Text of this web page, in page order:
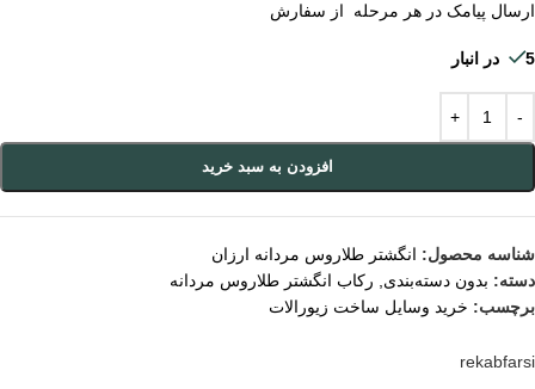
ارسال پیامک در هر مرحله از سفارش
5 در انبار
افزودن به سبد خرید
شناسه محصول: انگشتر طلاروس مردانه ارزان
دسته: بدون دسته‌بندی
رکاب انگشتر طلاروس مردانه
برچسب: خرید وسایل ساخت زیورالات
rekabfarsi